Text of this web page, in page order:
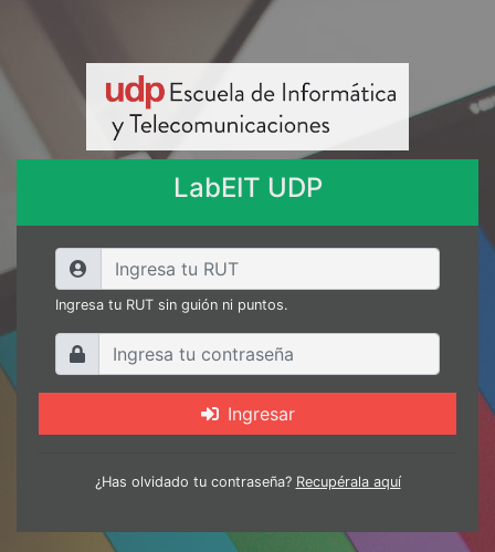
LabEIT UDP
Ingresa tu RUT sin guión ni puntos.
Ingresar
¿Has olvidado tu contraseña? Recupérala aquí